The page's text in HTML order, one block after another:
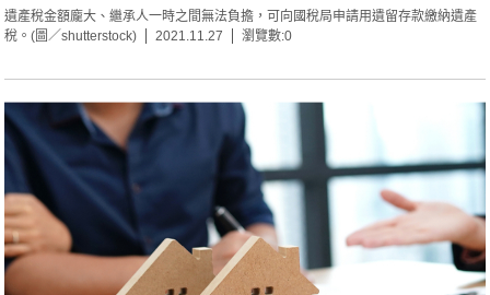
遺產稅金額龐大、繼承人一時之間無法負擔，可向國稅局申請用遺留存款繳納遺產
稅。(圖／shutterstock)
2021.11.27 瀏覽數:0